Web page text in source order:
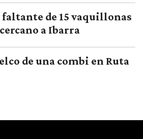
de 15 vaquillonas
a Ibarra
de una combi en Ruta